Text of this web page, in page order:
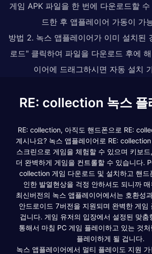
게임 APK 파일을 한 번에 다운로드할
드한 후 앱플레이어 가동이 가
방법 2. 녹스 앱플레이어가 이미 설치된
로드" 클릭하여 파일을 다운로드 후에
이어에 드래그하시면 자동 설치
RE: collection 녹스 플
RE: collection, 아직도 핸드폰으로 RE:
계시나요? 녹스 앱플레이어로 RE:
스크린으로 게임을 체험할 수 있으며 키보
더 완벽하게 게임을 컨트롤할 수 있습니다.
collection 게임 다운로드 및 설치하고 핸드
인한 발열현상을 걱정 안하셔도 되니까
최신버전의 녹스 앱플레이어에서는 호환성
안드로이드 7버전을 지원되며 완벽한 게임
겁니다. 게임 유저의 입장에서 설정된 맞춤
통해서 마침 PC 게임 플레이하고 있는 것
플레이하게 될 겁니다.
녹스 앱플레이어에서 멀티 플레이도 지원